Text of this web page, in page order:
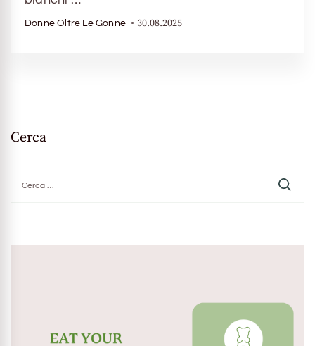
Donne Oltre Le Gonne 30.08.2025
Cerca
per: